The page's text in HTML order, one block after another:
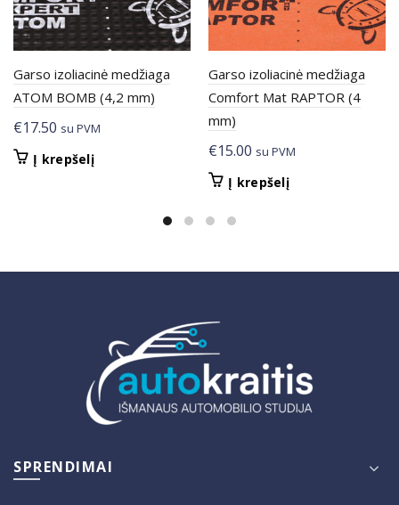
Garso izoliacinė medžiaga
ATOM BOMB (4,2 mm)
€17.50 su PVM
Į krepšelį
Garso izoliacinė medžiaga
Comfort Mat RAPTOR (4
mm)
€15.00 su PVM
Į krepšelį
SPRENDIMAI